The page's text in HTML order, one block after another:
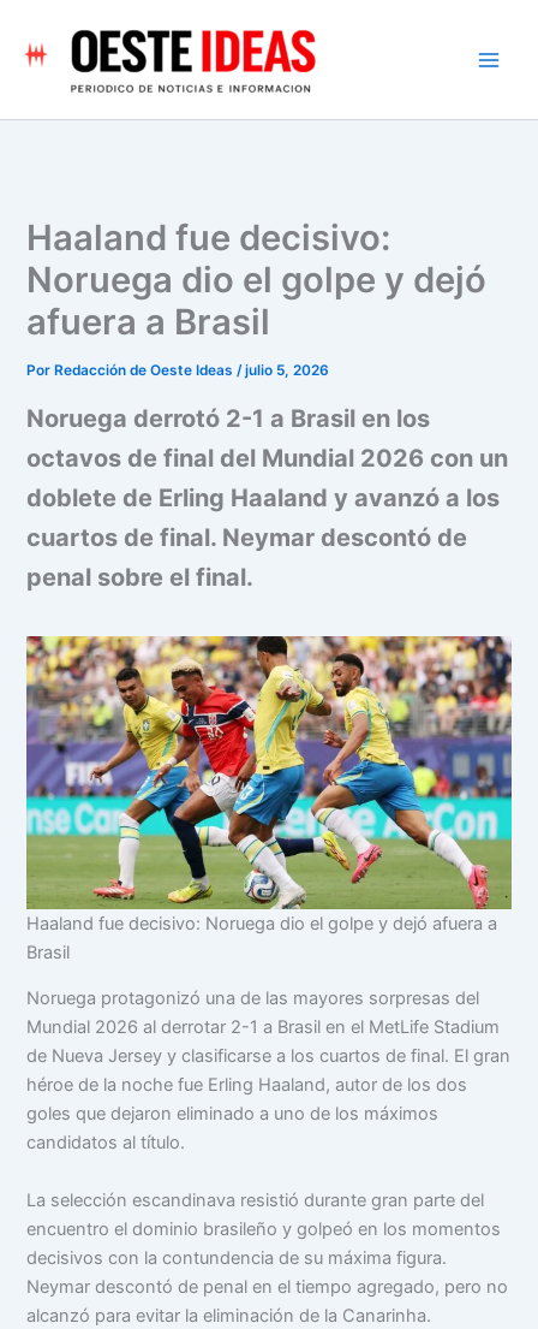
contenido
Haaland fue decisivo:
Noruega dio el golpe y dejó
afuera a Brasil
Por Redacción de Oeste Ideas/julio 5, 2026
Noruega derrotó 2-1 a Brasil en los
octavos de final del Mundial 2026 con un
doblete de Erling Haaland y avanzó a los
cuartos de final. Neymar descontó de
penal sobre el final.
Haaland fue decisivo: Noruega dio el golpe y dejó afuera a
Brasil
Noruega protagonizó una de las mayores sorpresas del
Mundial 2026 al derrotar 2-1 a Brasil en el MetLife Stadium
de Nueva Jersey y clasificarse a los cuartos de final. El gran
héroe de la noche fue Erling Haaland, autor de los dos
goles que dejaron eliminado a uno de los máximos
candidatos al título.
La selección escandinava resistió durante gran parte del
encuentro el dominio brasileño y golpeó en los momentos
decisivos con la contundencia de su máxima figura.
Neymar descontó de penal en el tiempo agregado, pero no
alcanzó para evitar la eliminación de la Canarinha.